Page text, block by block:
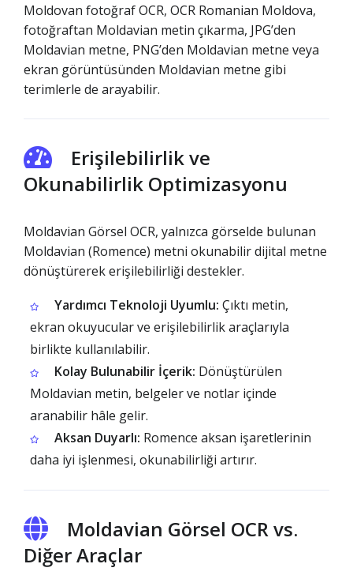
Moldovan fotoğraf OCR, OCR Romanian Moldova,
fotoğraftan Moldavian metin çıkarma, JPG’den
Moldavian metne, PNG’den Moldavian metne veya
ekran görüntüsünden Moldavian metne gibi
terimlerle de arayabilir.
Erişilebilirlik ve
Okunabilirlik Optimizasyonu
Moldavian Görsel OCR, yalnızca görselde bulunan
Moldavian (Romence) metni okunabilir dijital metne
dönüştürerek erişilebilirliği destekler.
Yardımcı Teknoloji Uyumlu: Çıktı metin,
ekran okuyucular ve erişilebilirlik araçlarıyla
birlikte kullanılabilir.
Kolay Bulunabilir İçerik: Dönüştürülen
Moldavian metin, belgeler ve notlar içinde
aranabilir hâle gelir.
Aksan Duyarlı: Romence aksan işaretlerinin
daha iyi işlenmesi, okunabilirliği artırır.
Moldavian Görsel OCR vs.
Diğer Araçlar